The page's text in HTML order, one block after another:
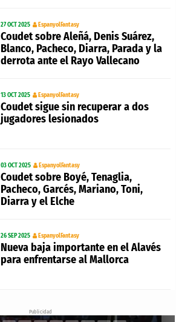
27 OCT 2025 EspanyolFantasy
Coudet sobre Aleñá, Denis Suárez,
Blanco, Pacheco, Diarra, Parada y la
derrota ante el Rayo Vallecano
13 OCT 2025 EspanyolFantasy
Coudet sigue sin recuperar a dos
jugadores lesionados
03 OCT 2025 EspanyolFantasy
Coudet sobre Boyé, Tenaglia,
Pacheco, Garcés, Mariano, Toni,
Diarra y el Elche
26 SEP 2025 EspanyolFantasy
Nueva baja importante en el Alavés
para enfrentarse al Mallorca
Publicidad